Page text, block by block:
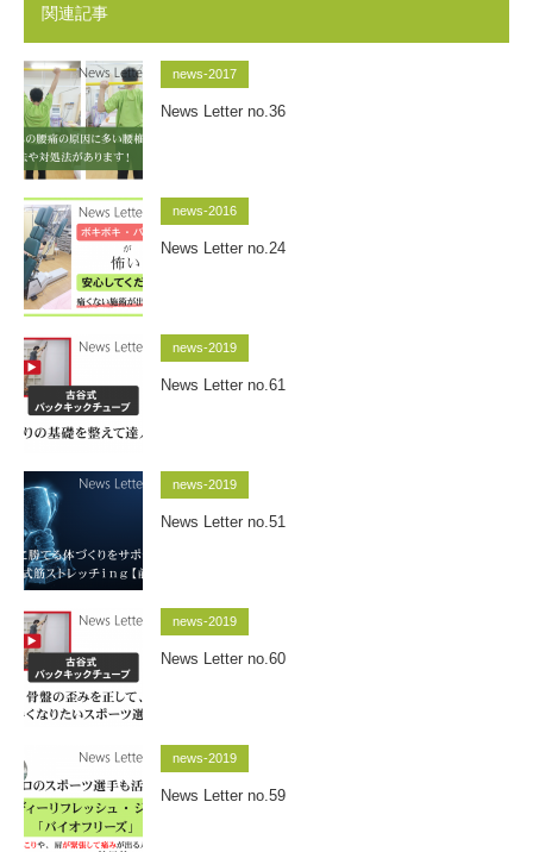
関連記事
news-2017
News Letter no.36
news-2016
News Letter no.24
news-2019
News Letter no.61
news-2019
News Letter no.51
news-2019
News Letter no.60
news-2019
News Letter no.59